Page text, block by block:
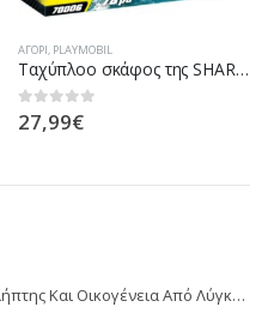
ΑΓΌΡΙ, PLAYMOBIL
Ταχύπλοο σκάφος της SHARK Team
0out of 5
27,99€
Playmobil Εικονολήπτης Και Οικογένεια Από Λύγκες 5561